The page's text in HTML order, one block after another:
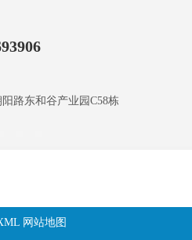
路东和谷产业园C58栋
网站地图